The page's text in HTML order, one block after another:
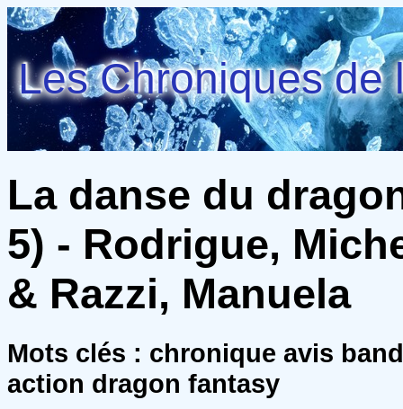
Les Chroniques de
La danse du
5) - Rodrigue,
& Razzi, Manuela
Mots clés : chronique avis
action dragon fantasy